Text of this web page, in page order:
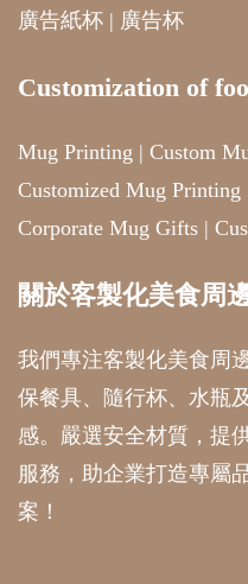
廣告紙杯 | 廣告杯
Customization of
Mug Printing | Custom
Customized Mug Printing
Corporate Mug Gifts |
關於客製化美食周
我們專注客製化美食周
保餐具、隨行杯、水瓶
感。嚴選安全材質，提
服務，助企業打造專屬
案！